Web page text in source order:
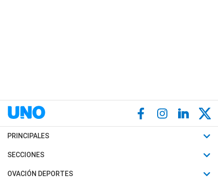
PRINCIPALES
Últimas Noticias
Política
SECCIONES
Horóscopo
OVACIÓN DEPORTES